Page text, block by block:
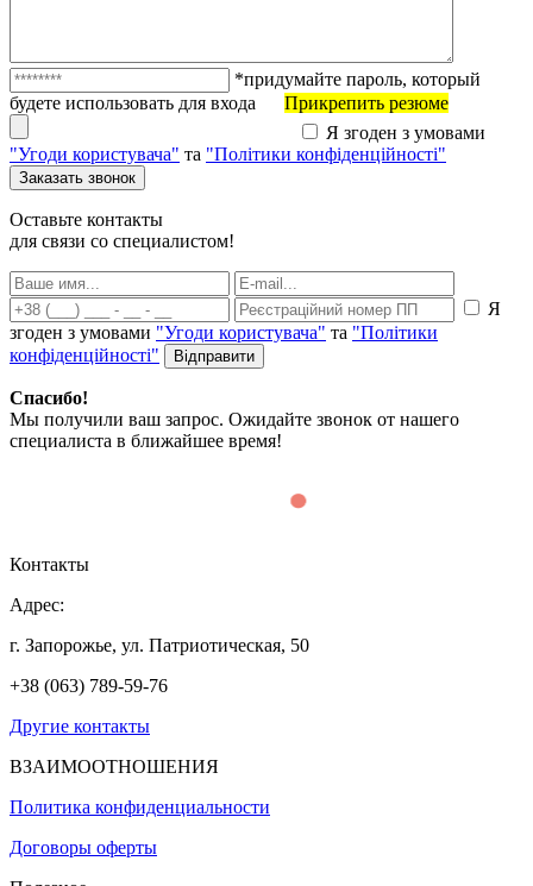
*придумайте пароль, который
будете использовать для входа
Прикрепить резюме
Я згоден з умовами
"Угоди користувача" та "Політики конфіденційності"
Оставьте контакты
для связи со специалистом!
Я
згоден з умовами "Угоди користувача" та "Політики
конфіденційності"
Спасибо!
Мы получили ваш запрос. Ожидайте звонок от нашего
специалиста в ближайшее время!
Контакты
Адрес:
г. Запорожье, ул. Патриотическая, 50
+38 (063) 789-59-76
Другие контакты
ВЗАИМООТНОШЕНИЯ
Политика конфиденциальности
Договоры оферты